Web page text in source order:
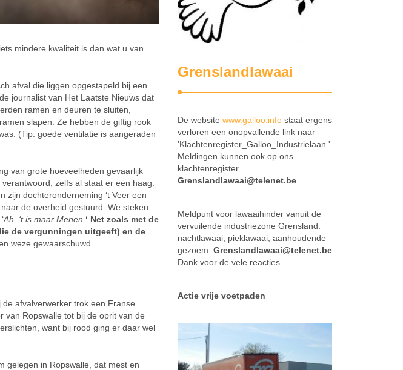
mindere kwaliteit is dan wat u van
afval die liggen opgestapeld bij een
journalist van Het Laatste Nieuws dat
ramen en deuren te sluiten,
slapen. Ze hebben de giftig rook
(Tip: goede ventilatie is aangeraden
van grote hoeveelheden gevaarlijk
zelfs al staat er een haag.
zijn dochteronderneming ‘t Veer een
de overheid gestuurd. We steken
Ah, ‘t is maar Menen. ‘ Net zoals met de
de vergunningen uitgeeft) en de
weze gewaarschuwd.
afvalverwerker trok een Franse
van Ropswalle tot bij de oprit van de
want bij rood ging er daar wel
gelegen in Ropswalle, dat mest en
Grenslandlawaai
De website www.galloo.info staat ergens
verloren een onopvallende link naar
'Klachtenregister_Galloo_Industrielaan.'
Meldingen kunnen ook op ons
klachtenregister
Grenslandlawaai@telenet.be
Meldpunt voor lawaaihinder vanuit de
vervuilende industriezone Grensland:
nachtlawaai, pieklawaai, aanhoudende
gezoem: Grenslandlawaai@telenet.be
Dank voor de vele reacties.
Actie vrije voetpaden